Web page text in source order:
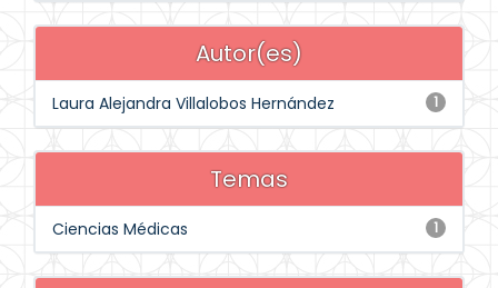
Autor(es)
1
Laura Alejandra Villalobos Hernández
Temas
1
Ciencias Médicas